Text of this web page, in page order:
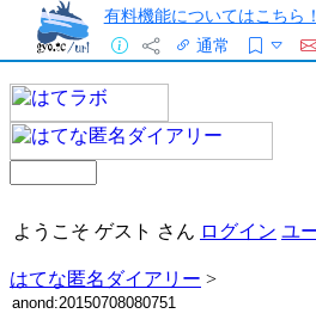
有料機能についてはこちら！
通常